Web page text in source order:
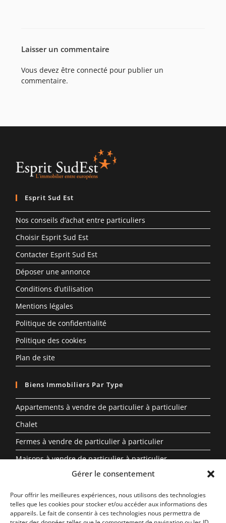
Gérer le consentement
Pour offrir les meilleures expériences, nous utilisons des technologies
telles que les cookies pour stocker et/ou accéder aux informations des
appareils. Le fait de consentir à ces technologies nous permettra de
Laisser un commentaire
Vous devez êtreconnecté pour publier un
commentaire.
Esprit Sud Est
Nos conseils d’achat entre particuliers
Choisir Esprit Sud Est
Contacter Esprit Sud Est
Déposer une annonce
Conditions d’utilisation
Mentions légales
Politique de confidentialité
Politique des cookies
Plan de site
Biens Immobiliers Par Type
Appartements à vendre de particulier à particulier
Chalet
Fermes à vendre de particulier à particulier
Maisons à vendre de particulier à particulier
Propriété à vendre en Auvergne-Rhône-Alpes entre
Biens Immobiliers Par Région